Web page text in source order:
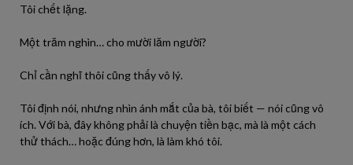
Tôi chết lặng.
Một trăm nghìn… cho mười lăm người?
Chỉ cần nghĩ thôi cũng thấy vô lý.
Tôi định nói, nhưng nhìn ánh mắt của bà, tôi biết — nói cũng vô
ích. Với bà, đây không phải là chuyện tiền bạc, mà là một cách
thử thách… hoặc đúng hơn, là làm khó tôi.